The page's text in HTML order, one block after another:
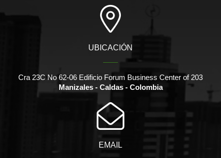
UBICACIÓN
Cra 23C No 62-06 Edificio Forum Business Center of 203
Manizales - Caldas - Colombia
EMAIL